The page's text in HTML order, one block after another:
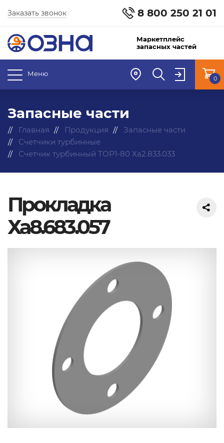
8 800 250 21 01
Заказать звонок
Маркетплейс
запасных частей
Меню
0
Запасные части
Главная Продукция
Запасные части
Счетчики турбинные
Счетчик турбинный ТОР1-80 Ха2.833.033
Прокладка
Ха8.683.057